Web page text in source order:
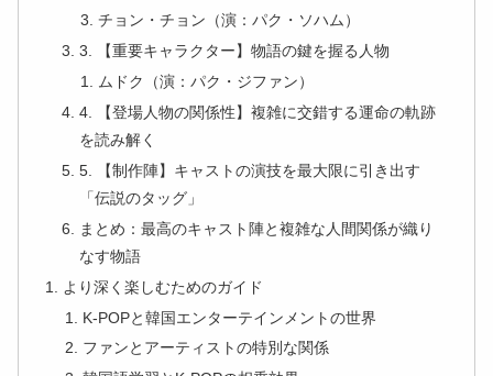
チョン・チョン（演：パク・ソハム）
3. 【重要キャラクター】物語の鍵を握る人物
ムドク（演：パク・ジファン）
4. 【登場人物の関係性】複雑に交錯する運命の軌跡
を読み解く
5. 【制作陣】キャストの演技を最大限に引き出す
「伝説のタッグ」
まとめ：最高のキャスト陣と複雑な人間関係が織り
なす物語
より深く楽しむためのガイド
K-POPと韓国エンターテインメントの世界
ファンとアーティストの特別な関係